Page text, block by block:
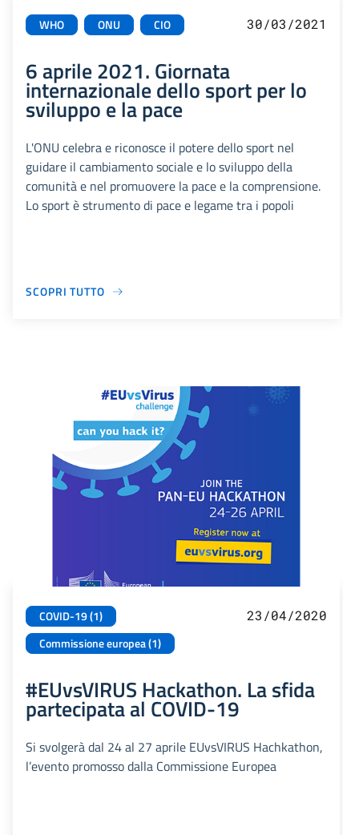
WHO ONU CIO 30/03/2021
6 aprile 2021. Giornata
internazionale dello sport per lo
sviluppo e la pace
L'ONU celebra e riconosce il potere dello sport nel
guidare il cambiamento sociale e lo sviluppo della
comunità e nel promuovere la pace e la comprensione.
Lo sport è strumento di pace e legame tra i popoli
SCOPRI TUTTO
COVID-19 (1)
Commissione europea (1)
23/04/2020
#EUvsVIRUS Hackathon. La sfida
partecipata al COVID-19
Si svolgerà dal 24 al 27 aprile EUvsVIRUS Hachkathon,
l’evento promosso dalla Commissione Europea